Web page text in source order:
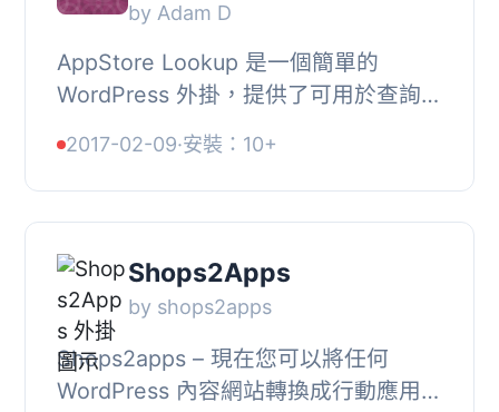
by Adam D
AppStore Lookup 是一個簡單的
WordPress 外掛，提供了可用於查詢蘋
AppStore 獲取應用程式數據的短代
碼。您可以自行修改...
2017-02-09·安裝：10+
Shops2Apps
by shops2apps
Shops2apps – 現在您可以將任何
WordPress 內容網站轉換成行動應用程